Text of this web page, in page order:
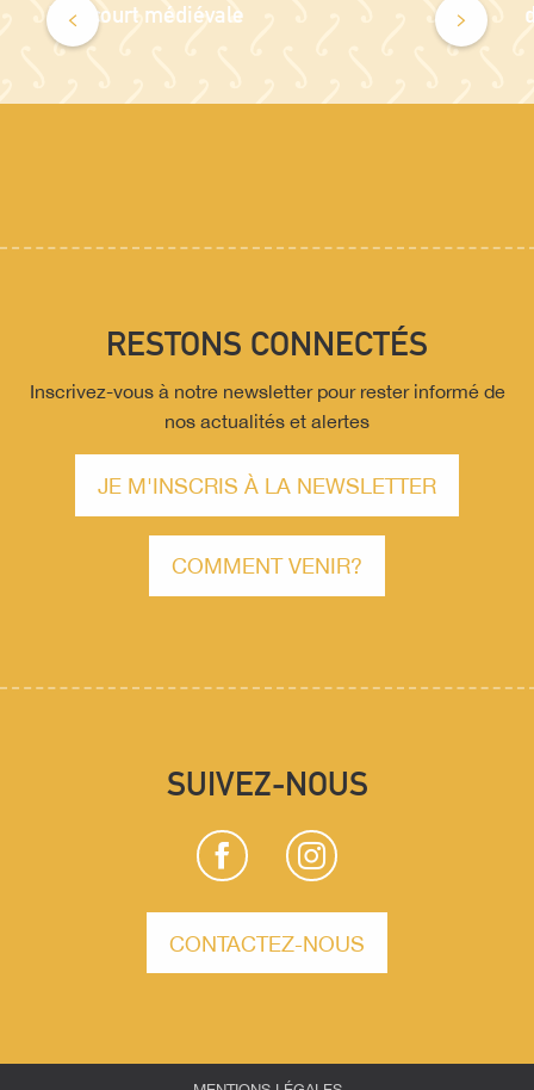
Mirecourt médiévale
RESTONS CONNECTÉS
Inscrivez-vous à notre newsletter pour rester informé de
nos actualités et alertes
JE M'INSCRIS À LA NEWSLETTER
COMMENT VENIR?
SUIVEZ-NOUS
CONTACTEZ-NOUS